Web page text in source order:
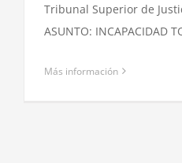
Tribunal Superior de
ASUNTO: INCAPACIDAD
Más información